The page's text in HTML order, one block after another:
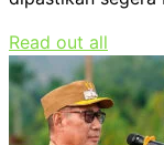
Read out all